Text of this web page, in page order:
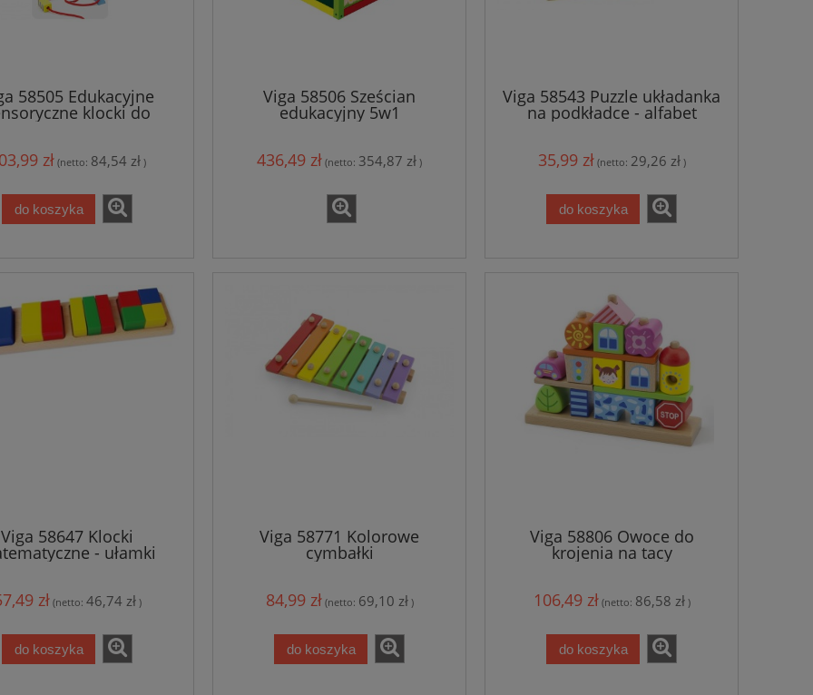
58505 Edukacyjne
klocki do
nawlekania
zł (netto: 84,54 zł)
do koszyka
Viga 58506 Sześcian
edukacyjny 5w1
436,49 zł (netto: 354,87 zł )
Viga 58543 Puzzle układanka
na podkładce - alfabet
35,99 zł (netto: 29,26 zł)
do koszyka
Viga 58647 Klocki
- ułamki
zł (netto: 46,74 zł)
do koszyka
Viga 58771 Kolorowe
cymbałki
84,99 zł (netto: 69,10 zł)
do koszyka
Viga 58806 Owoce do
krojenia na tacy
106,49 zł (netto: 86,58 zł)
do koszyka